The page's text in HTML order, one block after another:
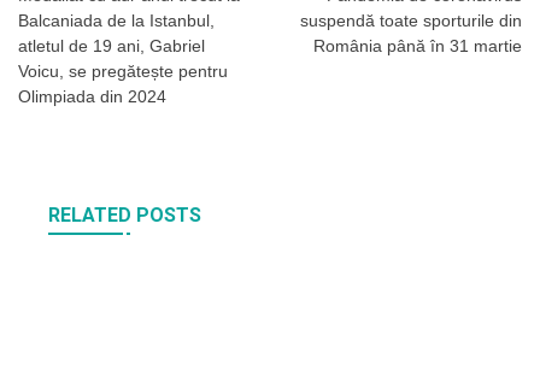
articole
Balcaniada de la Istanbul,
atletul de 19 ani, Gabriel
Voicu, se pregătește pentru
Olimpiada din 2024
suspendă toate sporturile din
România până în 31 martie
RELATED POSTS